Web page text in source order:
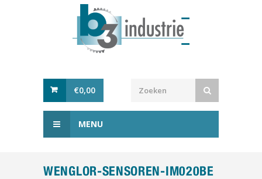
€0,00
MENU
WENGLOR-SENSOREN-IM020BE